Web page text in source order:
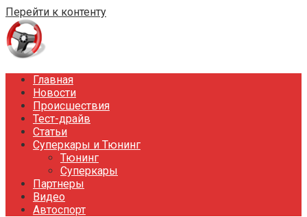
Перейти к контенту
Главная
Новости
Происшествия
Тест-драйв
Статьи
Суперкары и Тюнинг
Тюнинг
Суперкары
Партнеры
Видео
Автоспорт